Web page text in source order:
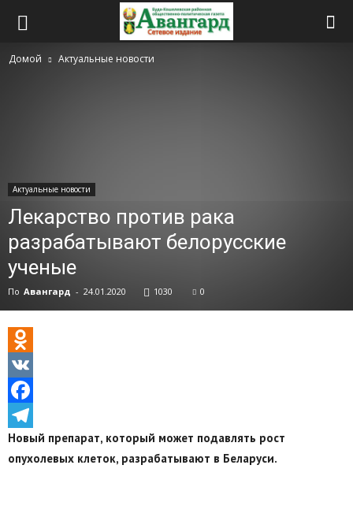
Домой Актуальные новости
Актуальные новости
Лекарство против рака
разрабатывают белорусские
ученые
По Авангард - 24.01.2020 1030 0
Odnoklassniki
VK
Facebook
Telegram
Новый препарат, который может подавлять рост
опухолевых клеток, разрабатывают в Беларуси.